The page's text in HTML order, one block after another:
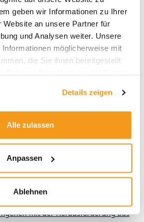
geben wir Informationen zu Ihrer
Website an unsere Partner für
und Analysen weiter. Unsere
möglicherweise mit
die Sie ihnen bereitgestellt
Details zeigen
Alle zulassen
Anpassen
Ablehnen
ETFs (It’s the fund provider, stupid!)
Fallen: Wie KI-fern sind Europa-
mit der Herausforderung aus